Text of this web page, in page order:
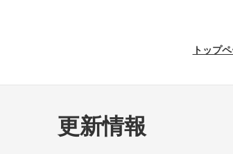
トップ
更新情報